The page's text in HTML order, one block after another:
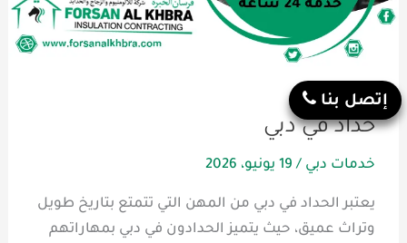
حداد في دبي
خدمات دبي / 19 يونيو، 2026
يعتبر الحداد في دبي من المهن التي تتمتع بتاريخ طويل
وتراث عميق، حيث يتميز الحدادون في دبي بمهاراتهم
إتصل بنا